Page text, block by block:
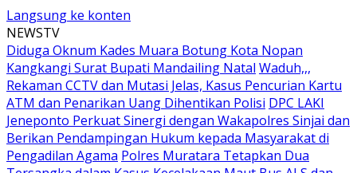
Langsung ke konten
NEWSTV
Diduga Oknum Kades Muara Botung Kota Nopan
Kangkangi Surat Bupati Mandailing Natal Waduh,,,
Rekaman CCTV dan Mutasi Jelas, Kasus Pencurian Kartu
ATM dan Penarikan Uang Dihentikan Polisi DPC LAKI
Jeneponto Perkuat Sinergi dengan Wakapolres Sinjai dan
Berikan Pendampingan Hukum kepada Masyarakat di
Pengadilan Agama Polres Muratara Tetapkan Dua